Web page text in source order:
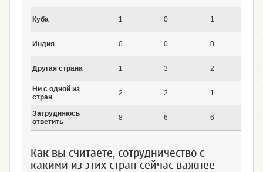
Куба 1 0 1
Индия 0 0 0
Другая страна 1 3 2
Ни с одной из
стран
2 2 1
Затрудняюсь
ответить
8 6 6
Как вы считаете, сотрудничество с
какими из этих стран сейчас важнее